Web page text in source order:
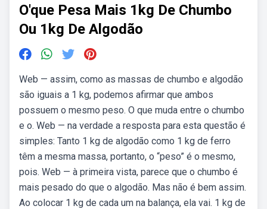
O'que Pesa Mais 1kg De Chumbo
Ou 1kg De Algodão
Web — assim, como as massas de chumbo e algodão
são iguais a 1 kg, podemos afirmar que ambos
possuem o mesmo peso. O que muda entre o chumbo
e o. Web — na verdade a resposta para esta questão é
simples: Tanto 1 kg de algodão como 1 kg de ferro
têm a mesma massa, portanto, o “peso” é o mesmo,
pois. Web — à primeira vista, parece que o chumbo é
mais pesado do que o algodão. Mas não é bem assim.
Ao colocar 1 kg de cada um na balança, ela vai. 1 kg de